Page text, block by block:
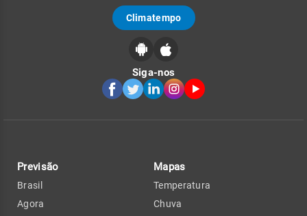
Climatempo
Siga-nos
Previsão
Brasil
Agora
Mapas
Temperatura
Chuva